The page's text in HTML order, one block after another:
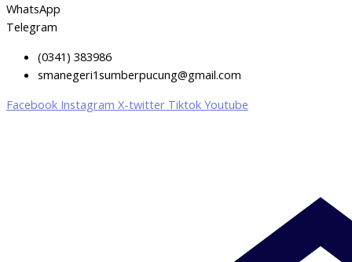
WhatsApp
Telegram
(0341) 383986
smanegeri1sumberpucung@gmail.com
Facebook Instagram X-twitter Tiktok Youtube